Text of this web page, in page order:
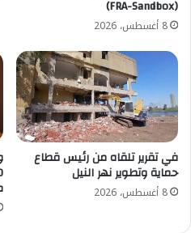
(FRA-Sandbox)
8 أغسطس، 2026
في تقرير تلقاه من رئيس قطاع
حماية وتطوير نهر النيل
8 أغسطس، 2026